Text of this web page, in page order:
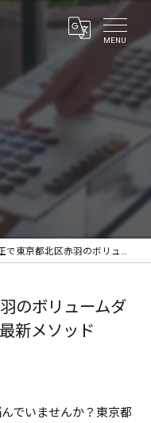
区赤羽のボリュームダウンと小顔効果を叶える最新メソッド
のボリュームダ
新メソッド
でいませんか？東京都